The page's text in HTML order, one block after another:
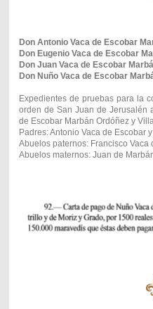
Don Antonio Vaca de Escobar
Don Eugenio Vaca de Escobar
Don Juan Vaca de Escobar
Don Nuño Vaca de Escobar
Expedientes de pruebas para la
orden de San Juan de Jerusalén
de Escobar Marbán Ordóñez y
Padres: Antonio Vaca de Escobar
Abuelos paternos: Francisco Vaca
Abuelos maternos: Juan de